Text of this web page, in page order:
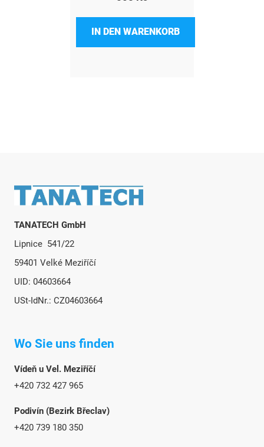
IN DEN WARENKORB
Fußzeile
TANATECH GmbH
Lipnice 541/22
59401 Velké Meziříčí
UID: 04603664
USt-IdNr.: CZ04603664
Wo Sie uns finden
Vídeň u Vel. Meziříčí
+420 732 427 965
Podivín (Bezirk Břeclav)
+420 739 180 350